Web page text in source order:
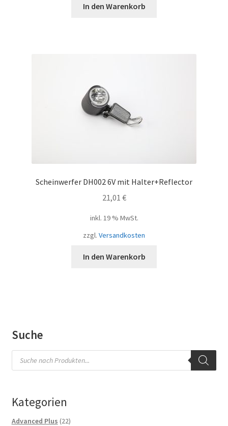
In den Warenkorb
Scheinwerfer DH002 6V mit Halter+Reflector
21,01 €
inkl. 19 % MwSt.
zzgl. Versandkosten
In den Warenkorb
Suche
Products
search
Kategorien
Advanced Plus 2222